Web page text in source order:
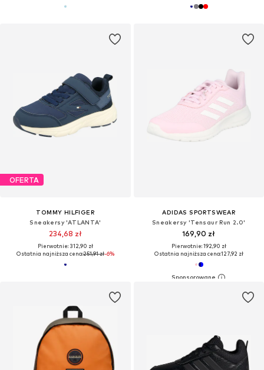
OFERTA
TOMMY HILFIGER
Sneakersy 'ATLANTA'
234,68 zł
Pierwotnie: 312,90 zł
Ostatnia najniższa cena:251,91 zł-6%
ADIDAS SPORTSWEAR
Sneakersy 'Tensaur Run 2.0'
169,90 zł
Pierwotnie: 192,90 zł
Ostatnia najniższa cena:127,92 zł